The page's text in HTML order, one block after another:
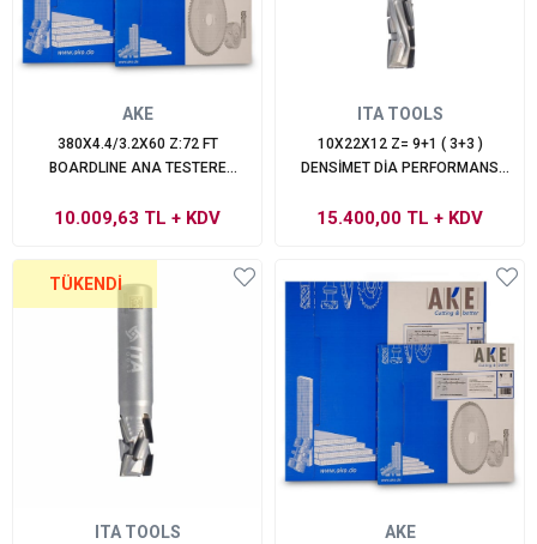
AKE
380X4.4/3.2X60 Z:72 FT
BOARDLINE ANA TESTERE
10.009,63 TL + KDV
ITA TOOLS
10X22X12 Z= 9+1 ( 3+3 )
DENSİMET DİA PERFORMANS
15.400,00 TL + KDV
TÜKENDI
ITA TOOLS AKE